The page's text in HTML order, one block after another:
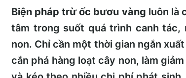
Biện pháp trừ ốc bươu vàng luôn là
tâm trong suốt quá trình canh tác,
non. Chỉ cần một thời gian ngắn
cắn phá hàng loạt cây non, làm